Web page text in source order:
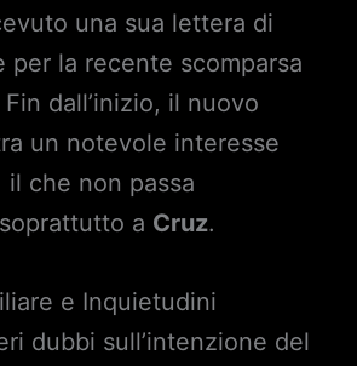
una sua lettera di
per la recente scomparsa
Fin dall’inizio, il nuovo
un notevole interesse
il che non passa
a Cruz.
e Inquietudini
dubbi sull’intenzione del